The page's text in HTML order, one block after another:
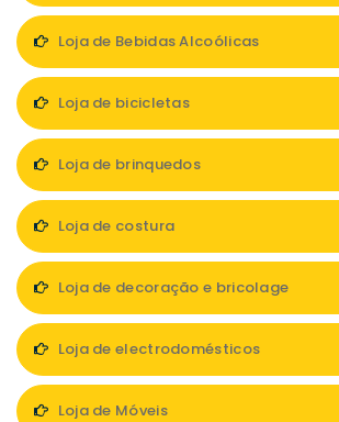
Loja de Bebidas Alcoólicas
Loja de bicicletas
Loja de brinquedos
Loja de costura
Loja de decoração e bricolage
Loja de electrodomésticos
Loja de Móveis